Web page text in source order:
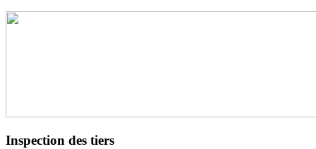
Inspection des tiers